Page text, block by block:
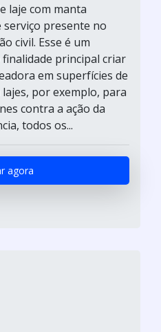
laje com manta
serviço presente no
civil. Esse é um
principal criar
em superfícies de
por exemplo, para
contra a ação da
todos os...
agora